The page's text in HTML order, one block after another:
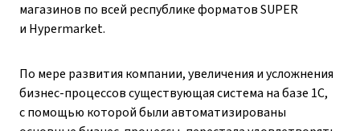
магазинов по всей республике форматов SUPER
и Hypermarket.
По мере развития компании, увеличения и усложнения
бизнес-процессов существующая система на базе 1С,
с помощью которой были автоматизированы